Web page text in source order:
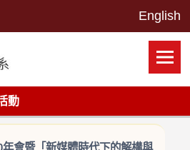
站
動
會暨「新媒體時代下的解構與